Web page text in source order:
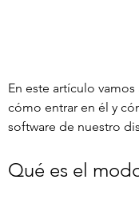
En este artículo
cómo entrar en él y
software de nuestro
Qué es el